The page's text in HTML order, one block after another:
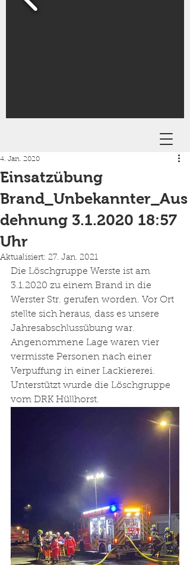
Einsatzübung
Brand_Unbekannter_Aus
dehnung 3.1.2020 18:57
Uhr
4. Jan. 2020
Aktualisiert: 27. Jan. 2021
Die Löschgruppe Werste ist am
3.1.2020 zu einem Brand in die
Werster Str. gerufen worden. Vor Ort
stellte sich heraus, dass es unsere
Jahresabschlussübung war.
Angenommene Lage waren vier
vermisste Personen nach einer
Verpuffung in einer Lackiererei.
Unterstützt wurde die Löschgruppe
vom DRK Hüllhorst.